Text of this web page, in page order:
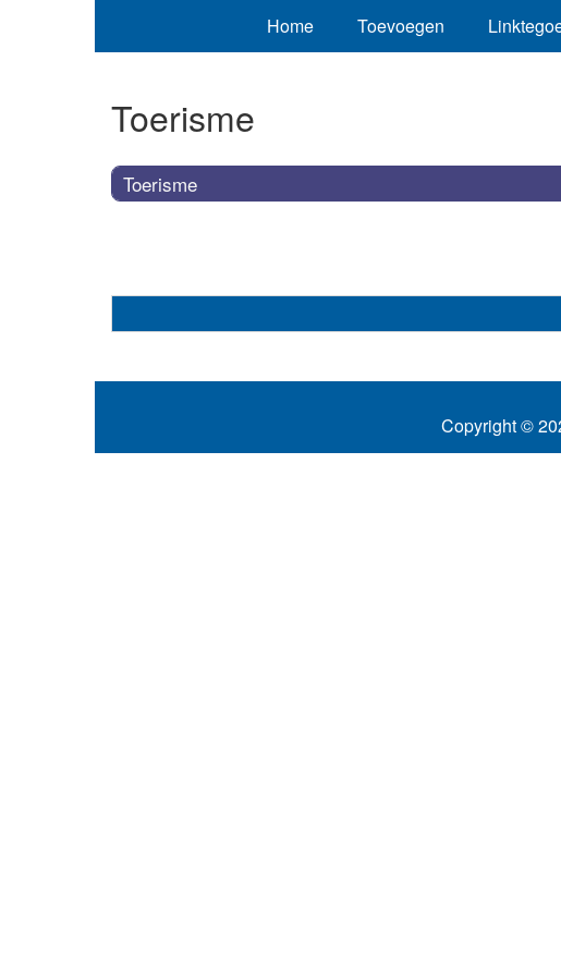
Home Toevoegen
Toerisme
Toerisme
Copyright ©